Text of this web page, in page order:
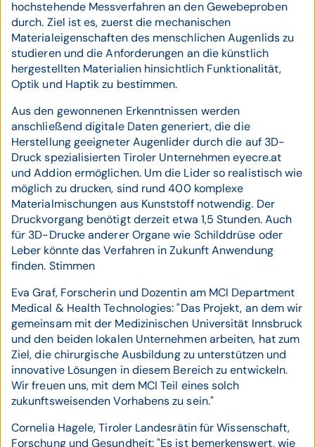
hochstehende Messverfahren an den Gewebeproben
durch. Ziel ist es, zuerst die mechanischen
Materialeigenschaften des menschlichen Augenlids zu
studieren und die Anforderungen an die künstlich
hergestellten Materialien hinsichtlich Funktionalität,
Optik und Haptik zu bestimmen.
Aus den gewonnenen Erkenntnissen werden
anschließend digitale Daten generiert, die die
Herstellung geeigneter Augenlider durch die auf 3D-
Druck spezialisierten Tiroler Unternehmen eyecre.at
und Addion ermöglichen. Um die Lider so realistisch wie
möglich zu drucken, sind rund 400 komplexe
Materialmischungen aus Kunststoff notwendig. Der
Druckvorgang benötigt derzeit etwa 1,5 Stunden. Auch
für 3D-Drucke anderer Organe wie Schilddrüse oder
Leber könnte das Verfahren in Zukunft Anwendung
finden. Stimmen
Eva Graf, Forscherin und Dozentin am MCI Department
Medical & Health Technologies: "Das Projekt, an dem wir
gemeinsam mit der Medizinischen Universität Innsbruck
und den beiden lokalen Unternehmen arbeiten, hat zum
Ziel, die chirurgische Ausbildung zu unterstützen und
innovative Lösungen in diesem Bereich zu entwickeln.
Wir freuen uns, mit dem MCI Teil eines solch
zukunftsweisenden Vorhabens zu sein."
Cornelia Hagele, Tiroler Landesrätin für Wissenschaft,
Forschung und Gesundheit: "Es ist bemerkenswert, wie